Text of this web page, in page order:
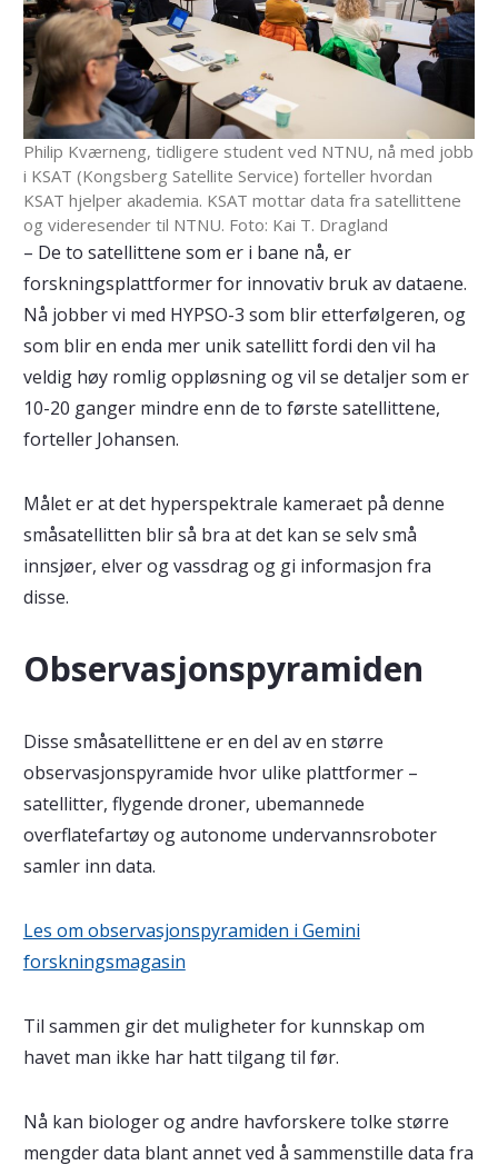
Philip Kværneng, tidligere student ved NTNU, nå med jobb
i KSAT (Kongsberg Satellite Service) forteller hvordan
KSAT hjelper akademia. KSAT mottar data fra satellittene
og videresender til NTNU. Foto: Kai T. Dragland
– De to satellittene som er i bane nå, er
forskningsplattformer for innovativ bruk av dataene.
Nå jobber vi med HYPSO-3 som blir etterfølgeren, og
som blir en enda mer unik satellitt fordi den vil ha
veldig høy romlig oppløsning og vil se detaljer som er
10-20 ganger mindre enn de to første satellittene,
forteller Johansen.
Målet er at det hyperspektrale kameraet på denne
småsatellitten blir så bra at det kan se selv små
innsjøer, elver og vassdrag og gi informasjon fra
disse.
Observasjonspyramiden
Disse småsatellittene er en del av en større
observasjonspyramide hvor ulike plattformer –
satellitter, flygende droner, ubemannede
overflatefartøy og autonome undervannsroboter
samler inn data.
Les om observasjonspyramiden i Gemini
forskningsmagasin
Til sammen gir det muligheter for kunnskap om
havet man ikke har hatt tilgang til før.
Nå kan biologer og andre havforskere tolke større
mengder data blant annet ved å sammenstille data fra